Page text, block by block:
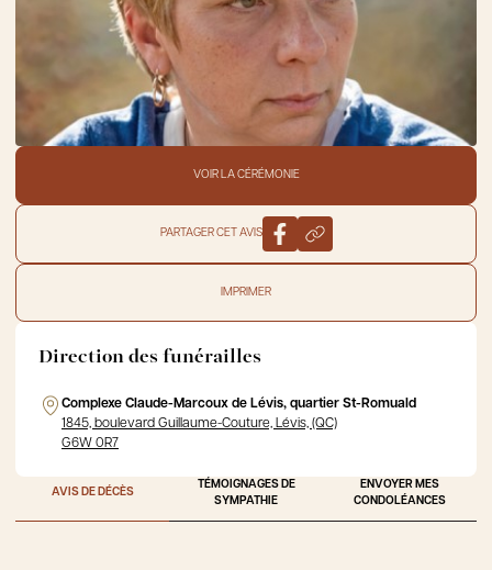
VOIR LA CÉRÉMONIE
PARTAGER CET AVIS
IMPRIMER
Direction des funérailles
Complexe Claude-Marcoux de Lévis, quartier St-Romuald
1845, boulevard Guillaume-Couture, Lévis, (QC)
G6W 0R7
AVIS DE DÉCÈS
TÉMOIGNAGES DE
SYMPATHIE
ENVOYER MES
CONDOLÉANCES